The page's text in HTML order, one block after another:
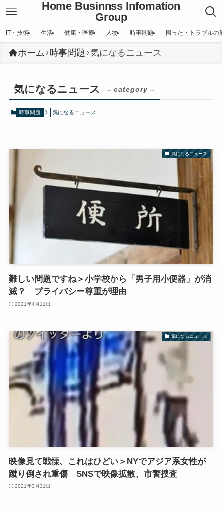
Home Businnss Infomation
Group
IT・技術 生活 健康・医療 人物 時事問題 困った・トラブルの
ホーム 時事問題 気になるニュース
気になるニュース – category –
時事問題 気になるニュース
気になるニュース
難しい問題ですね＞小学校から「男子用小便器」が消
滅？ プライバシー尊重が理由
2021年4月11日
気になるニュース
映像見て戦慄、これはひどい＞NYでアジア系女性が
蹴り倒され重傷 SNSで映像拡散、市警捜査
2021年3月31日